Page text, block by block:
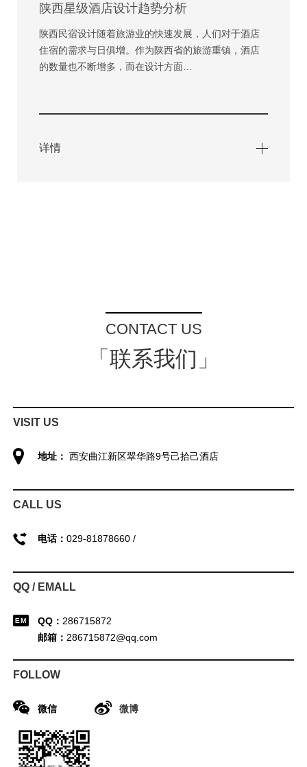
陕西星级酒店设计趋势分析
陕西民宿设计随着旅游业的快速发展，人们对于酒店
住宿的需求与日俱增。作为陕西省的旅游重镇，酒店
的数量也不断增多，而在设计方面…
详情
CONTACT US
「联系我们」
VISIT US
地址： 西安曲江新区翠华路9号己拾己酒店
CALL US
电话： 029-81878660 /
QQ / EMALL
QQ： 286715872
邮箱： 286715872@qq.com
FOLLOW
微信 微博